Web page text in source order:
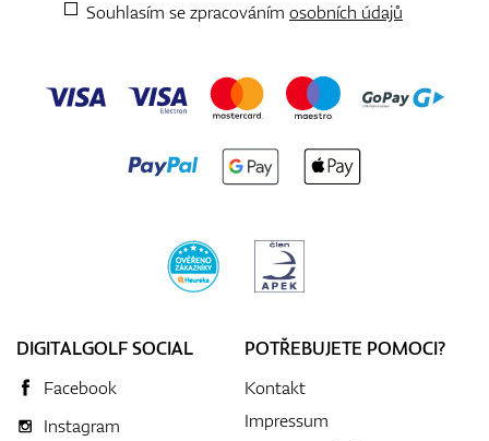
Souhlasím se zpracováním osobních údajů
DIGITALGOLF SOCIAL
Facebook
Instagram
POTŘEBUJETE POMOCI?
Kontakt
Impressum